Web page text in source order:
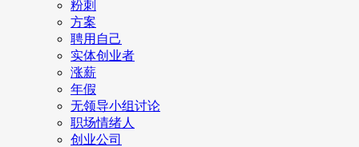
粉刺
方案
聘用自己
实体创业者
涨薪
年假
无领导小组讨论
职场情绪人
创业公司